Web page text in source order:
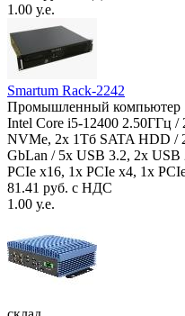
1.00 у.е.
Smartum Rack-2242
Промышленный компьютер
Intel Core i5-12400 2.50ГГц
NVMe, 2x 1Тб SATA HDD /
GbLan / 5x USB 3.2, 2x USB
PCIe x16, 1x PCIe x4, 1x
81.41 руб. с НДС
1.00 у.е.